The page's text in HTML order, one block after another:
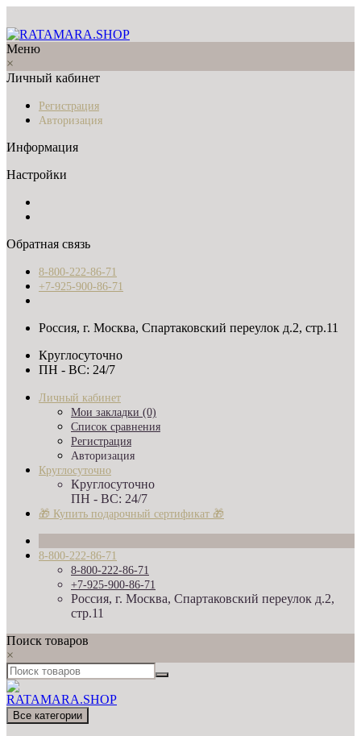
Меню
×
Личный кабинет
Регистрация
Авторизация
Информация
Настройки
Обратная связь
8-800-222-86-71
+7-925-900-86-71
Россия, г. Москва, Спартаковский переулок д.2, стр.11
Круглосуточно
ПН - ВС: 24/7
Личный кабинет
Мои закладки (0)
Список сравнения
Регистрация
Авторизация
Круглосуточно
Круглосуточно
ПН - ВС: 24/7
🎁 Купить подарочный сертификат 🎁
8-800-222-86-71
8-800-222-86-71
+7-925-900-86-71
Россия, г. Москва, Спартаковский переулок д.2,
стр.11
Поиск товаров
×
Все категории